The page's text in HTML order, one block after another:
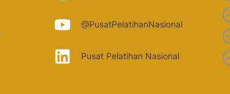
@PusatPelatihanNasional
Pusat Pelatihan Nasional